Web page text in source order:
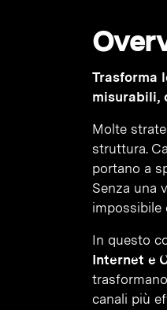
Trasforma
misurabili,
Molte
struttura.
portano a
Senza una
impossibile
In questo
Internet e
canali più